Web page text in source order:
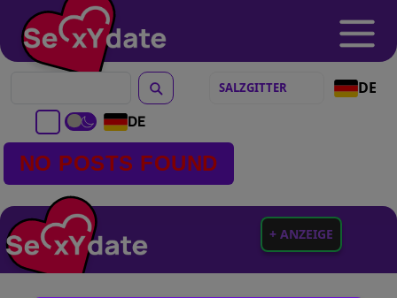
DE
DE
NO POSTS FOUND
+ ANZEIGE